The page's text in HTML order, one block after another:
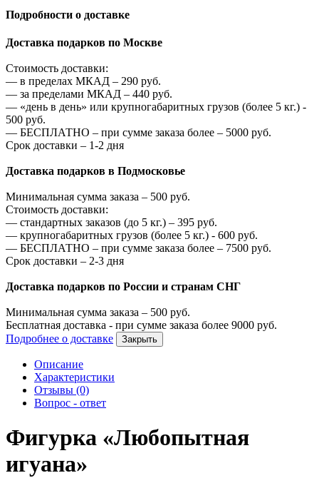
Подробности о доставке
Доставка подарков по Москве
Стоимость доставки:
— в пределах МКАД – 290 руб.
— за пределами МКАД – 440 руб.
— «день в день» или крупногабаритных грузов (более 5 кг.) -
500 руб.
— БЕСПЛАТНО – при сумме заказа более – 5000 руб.
Срок доставки – 1-2 дня
Доставка подарков в Подмосковье
Минимальная сумма заказа – 500 руб.
Стоимость доставки:
— стандартных заказов (до 5 кг.) – 395 руб.
— крупногабаритных грузов (более 5 кг.) - 600 руб.
— БЕСПЛАТНО – при сумме заказа более – 7500 руб.
Срок доставки – 2-3 дня
Доставка подарков по России и странам СНГ
Минимальная сумма заказа – 500 руб.
Бесплатная доставка - при сумме заказа более 9000 руб.
Подробнее о доставке
Закрыть
Описание
Характеристики
Отзывы (0)
Вопрос - ответ
Фигурка «Любопытная
игуана»